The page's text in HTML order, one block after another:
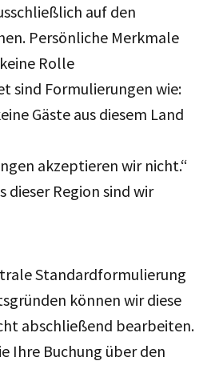
auf den
Persönliche Merkmale
Rolle
sind Formulierungen wie:
Gäste aus diesem Land
akzeptieren wir nicht.“
dieser Region sind wir
Standardformulierung
können wir diese
abschließend bearbeiten.
Ihre Buchung über den